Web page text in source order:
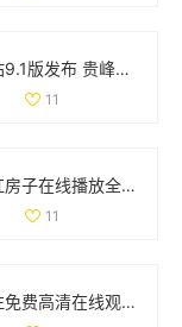
黄金网站9.1版发布 贵峰科技揭示行业新机遇与挑战
11
树下的红房子在线播放全集，感受温馨故事与精彩情节
11
全网关注免费高清在线观看人数统计与分析方法探讨